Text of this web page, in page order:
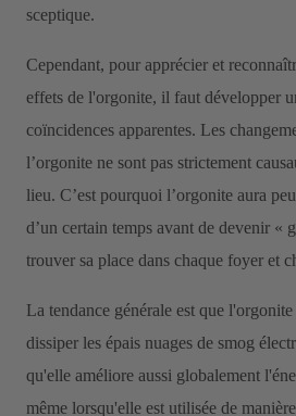
sceptique.
Cependant, pour apprécier et
effets de l'orgonite, il faut développer
coïncidences apparentes. Les
l’orgonite ne sont pas strictement
lieu. C’est pourquoi l’orgonite aura
d’un certain temps avant de devenir «
trouver sa place dans chaque foyer et
La tendance générale est que
dissiper les épais nuages de smog
qu'elle améliore aussi globalement
même lorsqu'elle est utilisée de